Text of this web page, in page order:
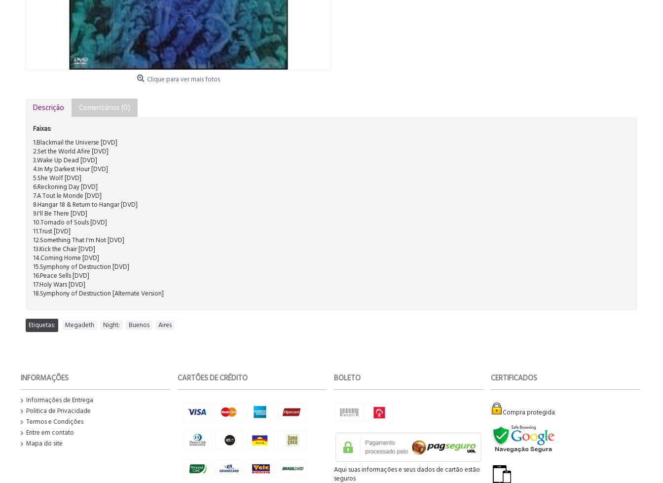
Clique para ver mais fotos
Descrição Comentários (0)
Faixas:
1.Blackmail the Universe [DVD]
2.Set the World Afire [DVD]
3.Wake Up Dead [DVD]
4.In My Darkest Hour [DVD]
5.She Wolf [DVD]
6.Reckoning Day [DVD]
7.A Tout le Monde [DVD]
8.Hangar 18 & Return to Hangar [DVD]
9.I'll Be There [DVD]
10.Tornado of Souls [DVD]
11.Trust [DVD]
12.Something That I'm Not [DVD]
13.Kick the Chair [DVD]
14.Coming Home [DVD]
15.Symphony of Destruction [DVD]
16.Peace Sells [DVD]
17.Holy Wars [DVD]
18.Symphony of Destruction [Alternate Version]
Etiquetas: Megadeth Night: Buenos Aires
INFORMAÇÕES
Informações de Entrega
Politica de Privacidade
Termos e Condições
Entre em contato
Mapa do site
CARTÕES DE CRÉDITO BOLETO
Aqui suas informações e seus dados de cartão estão
seguros
CERTIFICADOS
Compra protegida